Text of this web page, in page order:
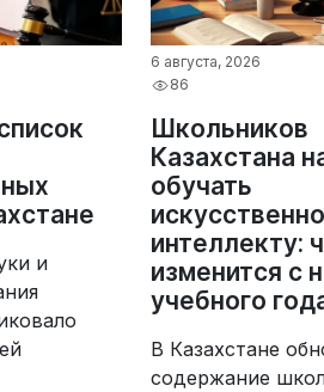
и
6 августа, 2026
86
Школьников
Казахстана
обучать
интеллекту:
изменится с
учебного
В Казахстане
содержание